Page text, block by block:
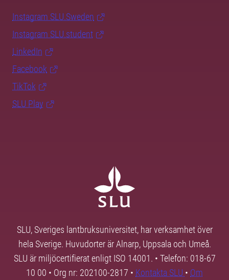
Instagram SLU.Sweden
Instagram SLU.student
LinkedIn
Facebook
TikTok
SLU Play
SLU, Sveriges lantbruksuniversitet, har verksamhet över
hela Sverige. Huvudorter är Alnarp, Uppsala och Umeå.
SLU är miljöcertifierat enligt ISO 14001. • Telefon: 018-67
10 00 • Org nr: 202100-2817 • Kontakta SLU • Om